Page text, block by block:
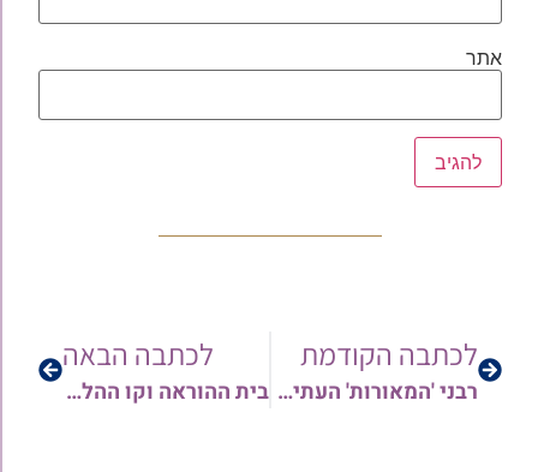
אתר
לכתבה הקודמת
רבני 'המאורות' העתירו בתפילה על ציונו של הצדיק מעג'ור זי"ע וערכו סעודה לרגל ההילולא | תיעוד מרהיב
לכתבה הבאה
בית ההוראה וקו ההלכה 'המאורות' מגיש: לוח דיני "בֵּין הַמְּצָרִים" בבהירות ובתמציתיות | שתפו!